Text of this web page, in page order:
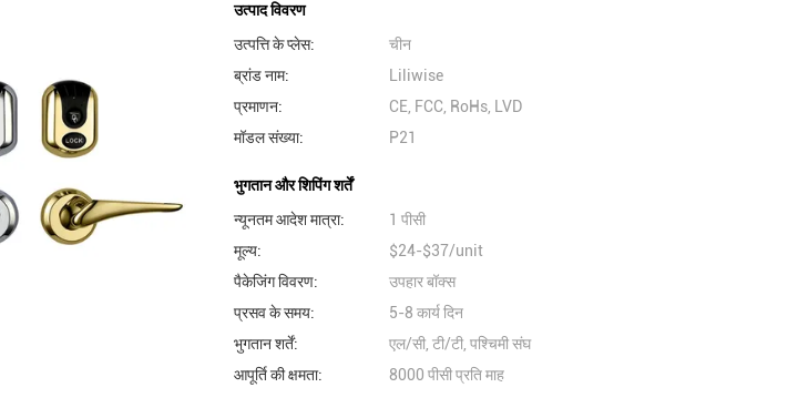
उत्पाद विवरण
उत्पत्ति के प्लेस:
चीन
ब्रांड नाम:
Liliwise
प्रमाणन:
CE, FCC, RoHs, LVD
मॉडल संख्या:
P21
भुगतान और शिपिंग शर्तें
न्यूनतम आदेश मात्रा:
1 पीसी
मूल्य:
$24-$37/unit
पैकेजिंग विवरण:
उपहार बॉक्स
प्रसव के समय:
5-8 कार्य दिन
भुगतान शर्तें:
एल/सी, टी/टी, पश्चिमी संघ
आपूर्ति की क्षमता:
8000 पीसी प्रति माह